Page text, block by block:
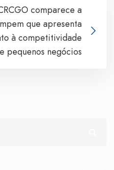
comparece a
que apresenta
à competitividade
pequenos negócios